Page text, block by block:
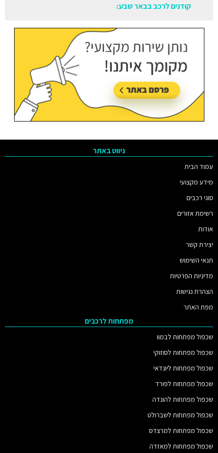
קודנים לרכב בבאר שבע:
ניווט באתר
עמוד הבית
מידע מקצועי
סוגי רכבים
רשימת אזורים
אודות
יצירת קשר
תנאי השימוש
מדיניות הפרטיות
הצהרת נגישות
מפת האתר
מפתחות לרכבים
שכפול מפתחות לבמוו
שכפול מפתחות לסוזוקי
שכפול מפתחות ליונדאי
שכפול מפתחות לפורד
שכפול מפתחות להונדה
שכפול מפתחות לשברולט
שכפול מפתחות למרצדס
שכפול מפתחות למאזדה